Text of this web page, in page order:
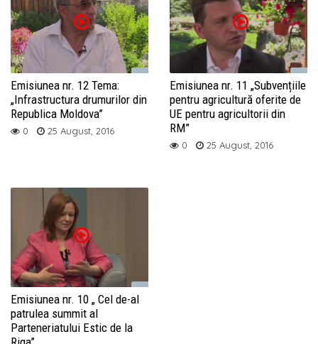
Emisiunea nr. 12 Tema:
„Infrastructura drumurilor din
Republica Moldova”
0 25 August, 2016
Emisiunea nr. 11 „Subvențiile
pentru agricultură oferite de
UE pentru agricultorii din
RM”
0 25 August, 2016
Emisiunea nr. 10 „ Cel de-al
patrulea summit al
Parteneriatului Estic de la